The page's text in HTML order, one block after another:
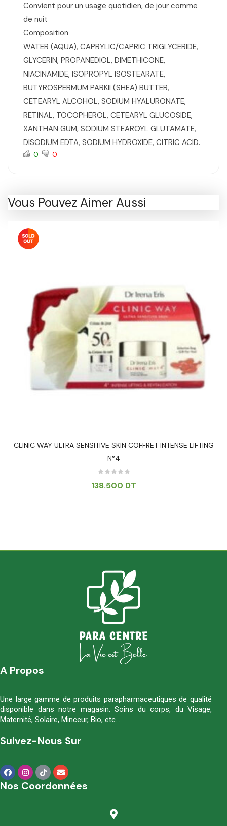
Convient pour un usage quotidien, de jour comme
de nuit
Composition
WATER (AQUA), CAPRYLIC/CAPRIC TRIGLYCERIDE,
GLYCERIN, PROPANEDIOL, DIMETHICONE,
NIACINAMIDE, ISOPROPYL ISOSTEARATE,
BUTYROSPERMUM PARKII (SHEA) BUTTER,
CETEARYL ALCOHOL, SODIUM HYALURONATE,
RETINAL, TOCOPHEROL, CETEARYL GLUCOSIDE,
XANTHAN GUM, SODIUM STEAROYL GLUTAMATE,
DISODIUM EDTA, SODIUM HYDROXIDE, CITRIC ACID.
0 0
Vous Pouvez Aimer Aussi
CLINIC WAY ULTRA SENSITIVE SKIN COFFRET INTENSE LIFTING
N°4
138.500 DT
A Propos
Une large gamme de produits parapharmaceutiques de qualité
disponible dans notre magasin. Soins du corps, du Visage,
Maternité, Solaire, Minceur, Bio, etc…
Suivez-Nous Sur
Nos Coordonnées